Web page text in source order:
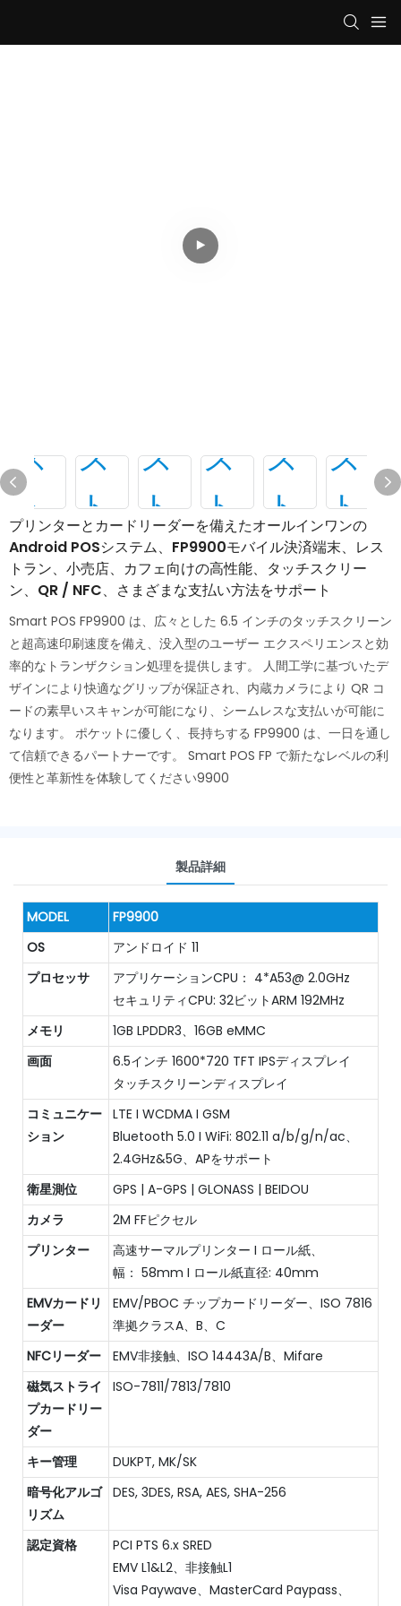
プリンターとカードリーダーを備えたオールインワンの
Android POSシステム、FP9900モバイル決済端末、レス
トラン、小売店、カフェ向けの高性能、タッチスクリー
ン、QR / NFC、さまざまな支払い方法をサポート
Smart POS FP9900 は、広々とした 6.5 インチのタッチスクリーン
と超高速印刷速度を備え、没入型のユーザー エクスペリエンスと効
率的なトランザクション処理を提供します。 人間工学に基づいたデ
ザインにより快適なグリップが保証され、内蔵カメラにより QR コ
ードの素早いスキャンが可能になり、シームレスな支払いが可能に
なります。 ポケットに優しく、長持ちする FP9900 は、一日を通し
て信頼できるパートナーです。 Smart POS FP で新たなレベルの利
便性と革新性を体験してください9900
製品詳細
MODEL
FP9900
OS
アンドロイド 11
プロセッサ
アプリケーションCPU： 4*A53@ 2.0GHz
セキュリティCPU: 32ビットARM 192MHz
メモリ
1GB LPDDR3、16GB eMMC
画面
6.5インチ 1600*720 TFT IPSディスプレイ
タッチスクリーンディスプレイ
コミュニケー
ション
LTE I WCDMA I GSM
Bluetooth 5.0 I WiFi: 802.11 a/b/g/n/ac、
2.4GHz&5G、APをサポート
衛星測位
GPS | A-GPS | GLONASS | BEIDOU
カメラ
2M FFピクセル
プリンター
高速サーマルプリンター I ロール紙、
幅： 58mm I ロール紙直径: 40mm
EMVカードリ
ーダー
EMV/PBOC チップカードリーダー、ISO 7816
準拠クラスA、B、C
NFCリーダー
EMV非接触、ISO 14443A/B、Mifare
磁気ストライ
プカードリー
ダー
ISO-7811/7813/7810
キー管理
DUKPT, MK/SK
暗号化アルゴ
リズム
DES, 3DES, RSA, AES, SHA-256
認定資格
PCI PTS 6.x SRED
EMV L1&L2、非接触L1
Visa Paywave、MasterCard Paypass、